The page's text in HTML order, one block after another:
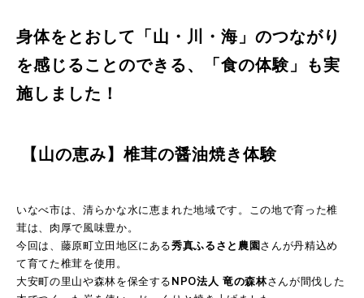
身体をとおして「山・川・海」のつながり
を感じることのできる、「食の体験」 も実
施しました！
【山の恵み】椎茸の醤油焼き体験
いなべ市は、清らかな水に恵まれた地域です。この地で育った椎
茸は、肉厚で風味豊か。
今回は、藤原町立田地区にある秀真ふるさと農園さんが丹精込め
て育てた椎茸を使用。
大安町の里山や森林を保全するNPO法人 竜の森林さんが間伐した